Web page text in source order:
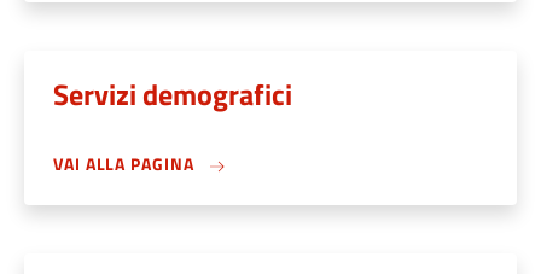
Servizi demografici
VAI ALLA PAGINA